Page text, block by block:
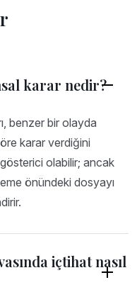
karar nedir?
benzer bir olayda
karar verdiğini
olabilir; ancak
önündeki dosyayı
içtihat nasıl